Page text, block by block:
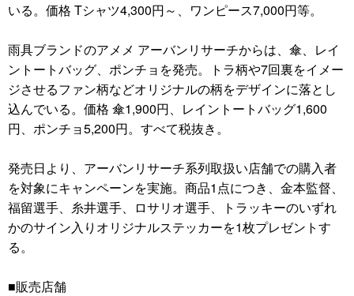
いる。価格 Tシャツ4,300円～、ワンピース7,000円等。
雨具ブランドのアメメ アーバンリサーチからは、傘、レイ
ントートバッグ、ポンチョを発売。トラ柄や7回裏をイメー
ジさせるファン柄などオリジナルの柄をデザインに落とし
込んでいる。価格 傘1,900円、レイントートバッグ1,600
円、ポンチョ5,200円。すべて税抜き。
発売日より、アーバンリサーチ系列取扱い店舗での購入者
を対象にキャンペーンを実施。商品1点につき、金本監督、
福留選手、糸井選手、ロサリオ選手、トラッキーのいずれ
かのサイン入りオリジナルステッカーを1枚プレゼントす
る。
■販売店舗